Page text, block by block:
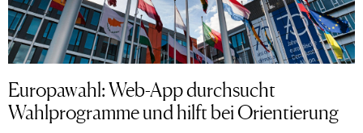
Europawahl: Web-App durchsucht
Wahlprogramme und hilft bei Orientierung